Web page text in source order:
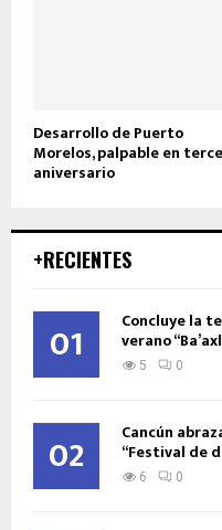
Desarrollo de Puerto
Morelos, palpable en
aniversario
+RECIENTES
01 Concluye la
verano
5 0
02 Cancún
“Festival de
6 0